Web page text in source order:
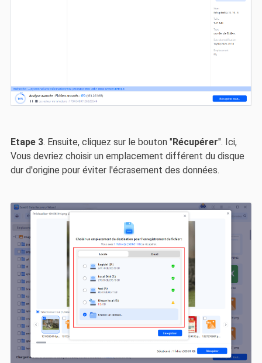
Etape 3. Ensuite, cliquez sur le bouton "Récupérer". Ici,
Vous devriez choisir un emplacement différent du disque
dur d'origine pour éviter l'écrasement des données.